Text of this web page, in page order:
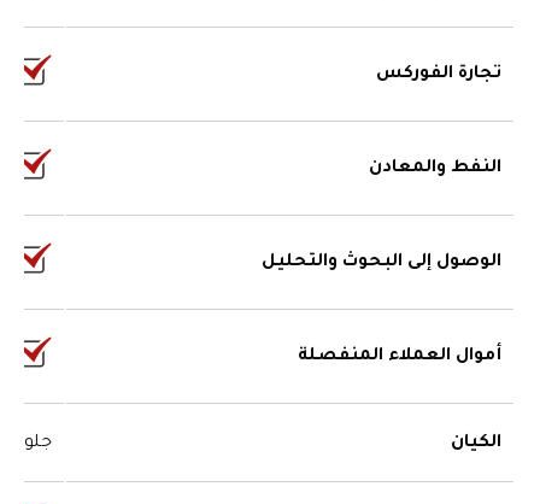
تجارة الفوركس
النفط والمعادن
الوصول إلى البحوث والتحليل
أموال العملاء المنفصلة
الكيان